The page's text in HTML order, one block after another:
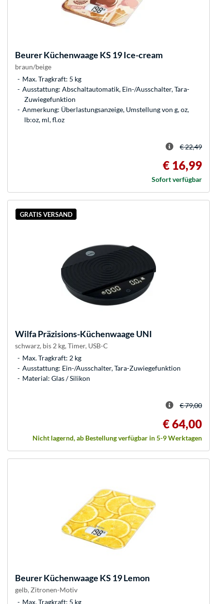
BeurerKüchenwaage KS 19 Ice-cream
braun/beige
Max. Tragkraft: 5 kg
Ausstattung: Abschaltautomatik, Ein-/Ausschalter, Tara-
Zuwiegefunktion
Anmerkung: Überlastungsanzeige, Umstellung von g, oz,
lb:oz, ml, fl.oz
€ 22,49
€ 16,99
Sofort verfügbar
GRATIS VERSAND
WilfaPräzisions-Küchenwaage UNI
schwarz, bis 2 kg, Timer, USB-C
Max. Tragkraft: 2 kg
Ausstattung: Ein-/Ausschalter, Tara-Zuwiegefunktion
Material: Glas / Silikon
€ 79,00
€ 64,00
Nicht lagernd, ab Bestellung verfügbar in 5-9 Werktagen
BeurerKüchenwaage KS 19 Lemon
gelb, Zitronen-Motiv
Max. Tragkraft: 5 kg